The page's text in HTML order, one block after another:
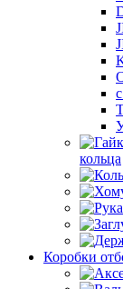
кольца
Коробки